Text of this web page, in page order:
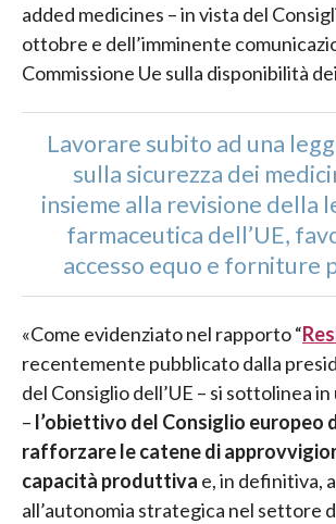
added medicines – in vista del
ottobre e dell’imminente
Commissione Ue sulla disponibilità
Lavorare subito ad una
sulla sicurezza dei
insieme alla revisione della
farmaceutica dell’UE,
accesso equo e forniture
«Come evidenziato nel rapporto “
recentemente pubblicato dalla
del Consiglio dell’UE – si sottolinea
– l’obiettivo del Consiglio europeo
rafforzare le catene di
capacità produttiva e, in definitiva,
all’autonomia strategica nel settore